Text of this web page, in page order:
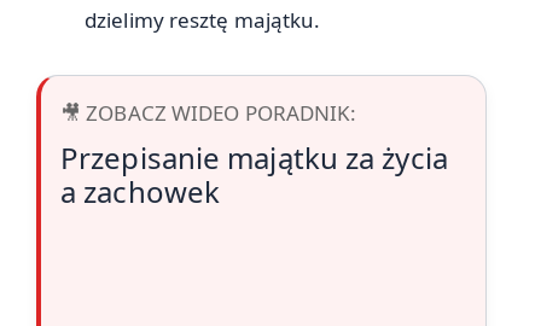
dzielimy resztę majątku.
🎥 ZOBACZ WIDEO PORADNIK:
Przepisanie majątku za życia
a zachowek